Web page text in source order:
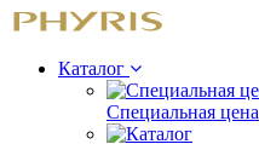
Каталог
Специальная цена